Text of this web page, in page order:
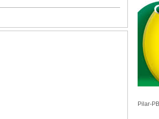
Pilar-PB